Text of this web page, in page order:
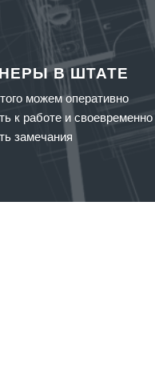
В ШТАТЕ
можем оперативно
к работе и своевременно
замечания